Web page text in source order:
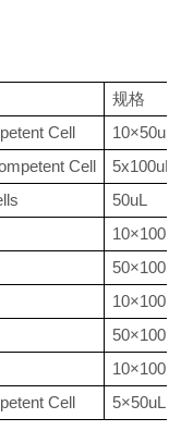
规格
Cell
10×50uL
Cell
5x100uL
50uL
10×100ul
Cell 5×50uL